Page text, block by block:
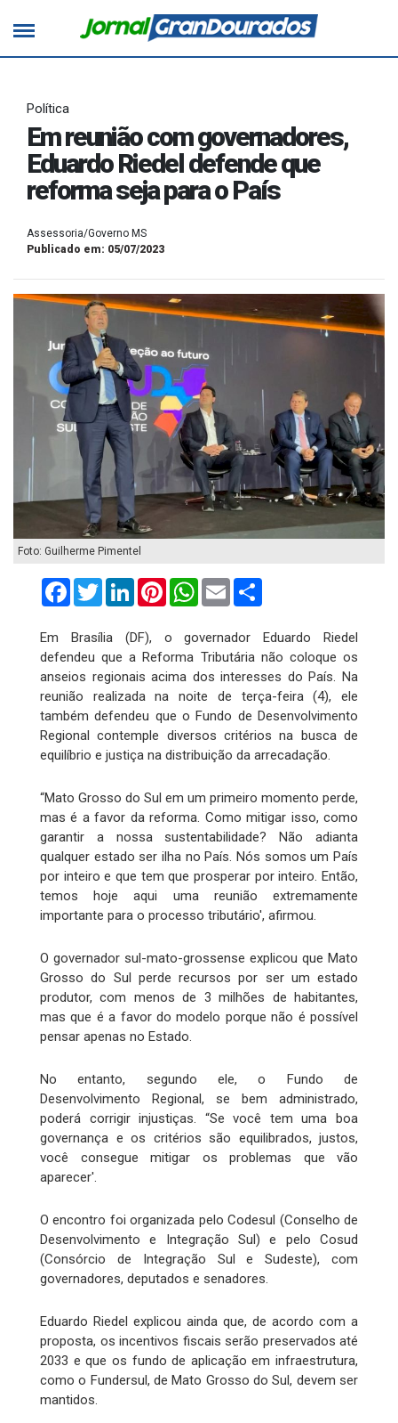
Política
Em reunião com governadores,
Eduardo Riedel defende que
reforma seja para o País
Assessoria/Governo MS
Publicado em: 05/07/2023
Foto: Guilherme Pimentel
FacebookTwitterLinkedInPinterestWhatsApp
Email
Em Brasília (DF), o governador Eduardo Riedel
defendeu que a Reforma Tributária não coloque os
anseios regionais acima dos interesses do País. Na
reunião realizada na noite de terça-feira (4), ele
também defendeu que o Fundo de Desenvolvimento
Regional contemple diversos critérios na busca de
equilíbrio e justiça na distribuição da arrecadação.
“Mato Grosso do Sul em um primeiro momento perde,
mas é a favor da reforma. Como mitigar isso, como
garantir a nossa sustentabilidade? Não adianta
qualquer estado ser ilha no País. Nós somos um País
por inteiro e que tem que prosperar por inteiro. Então,
temos hoje aqui uma reunião extremamente
importante para o processo tributário', afirmou.
O governador sul-mato-grossense explicou que Mato
Grosso do Sul perde recursos por ser um estado
produtor, com menos de 3 milhões de habitantes,
mas que é a favor do modelo porque não é possível
pensar apenas no Estado.
No entanto, segundo ele, o Fundo de
Desenvolvimento Regional, se bem administrado,
poderá corrigir injustiças. “Se você tem uma boa
governança e os critérios são equilibrados, justos,
você consegue mitigar os problemas que vão
aparecer'.
O encontro foi organizada pelo Codesul (Conselho de
Desenvolvimento e Integração Sul) e pelo Cosud
(Consórcio de Integração Sul e Sudeste), com
governadores, deputados e senadores.
Eduardo Riedel explicou ainda que, de acordo com a
proposta, os incentivos fiscais serão preservados até
2033 e que os fundo de aplicação em infraestrutura,
como o Fundersul, de Mato Grosso do Sul, devem ser
mantidos.